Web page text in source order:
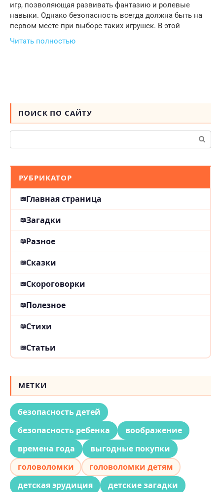
игр, позволяющая развивать фантазию и ролевые
навыки. Однако безопасность всегда должна быть на
первом месте при выборе таких игрушек. В этой
Читать полностью
ПОИСК ПО САЙТУ
Поиск:
РУБРИКАТОР
Главная страница
Загадки
Разное
Сказки
Скороговорки
Полезное
Стихи
Статьи
МЕТКИ
безопасность детей
безопасность ребенка
воображение
времена года
выгодные покупки
головоломки
головоломки детям
детская эрудиция
детские загадки